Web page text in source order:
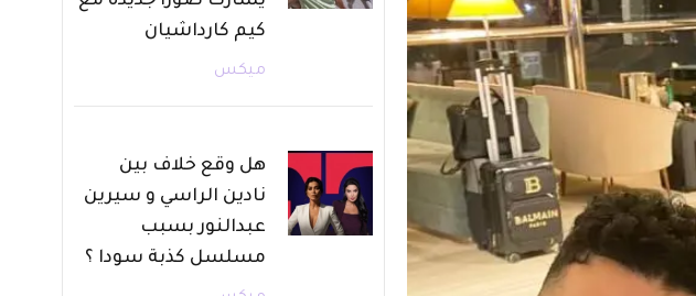
كيم كارداشيان
ميكس
هل وقع خلاف بين
نادين الراسي و سيرين
عبدالنور بسبب
مسلسل كذبة سودا ؟